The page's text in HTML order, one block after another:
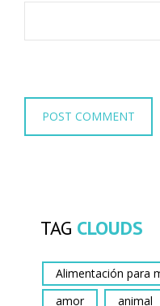
TAG CLOUDS
Alimentación para
amor
animal